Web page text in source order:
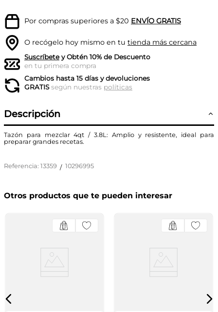
Por compras superiores a $20 ENVÍO GRATIS
O recógelo hoy mismo en tu tienda más cercana
Suscríbetey Obtén 10% de Descuento
en tu primera compra
Cambios hasta 15 días y devoluciones
GRATISsegún nuestras políticas
Descripción
Tazón para mezclar 4qt / 3.8L: Amplio y resistente, ideal para
preparar grandes recetas.
Referencia: 13359 / 10296995
Otros productos que te pueden interesar